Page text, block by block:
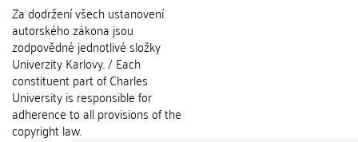
Za dodržení všech ustanovení
autorského zákona jsou
zodpovědné jednotlivé složky
Univerzity Karlovy. / Each
constituent part of Charles
University is responsible for
adherence to all provisions of the
copyright law.